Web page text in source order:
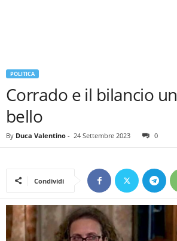
POLITICA
Corrado e il bilancio
bello
By Duca Valentino - 24 Settembre 2023 0
Condividi